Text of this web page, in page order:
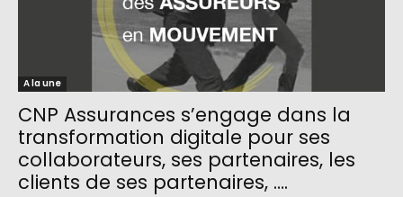
A la une
CNP Assurances s’engage dans la
transformation digitale pour ses
collaborateurs, ses partenaires, les
clients de ses partenaires, ….